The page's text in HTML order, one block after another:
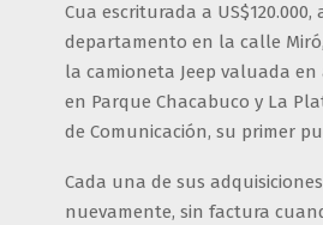
Cua escriturada a
departamento en la calle Miró,
la camioneta Jeep valuada en
en Parque Chacabuco y La
de Comunicación, su primer
Cada una de sus
nuevamente, sin factura